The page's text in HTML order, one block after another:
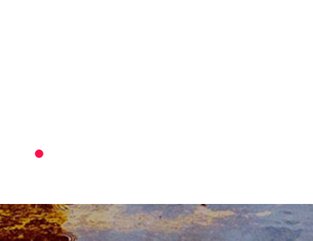
5KM
RUN